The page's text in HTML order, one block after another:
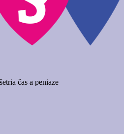
čas a peniaze